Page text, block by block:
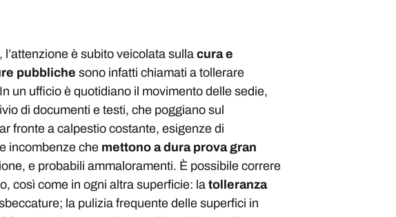
è subito veicolata sulla cura e
pubbliche sono infatti chiamati a tollerare
un ufficio è quotidiano il movimento delle sedie,
di documenti e testi, che poggiano sul
fronte a calpestio costante, esigenze di
incombenze che mettono a dura prova gran
e probabili ammaloramenti. È possibile correre
così come in ogni altra superficie: la tolleranza
la pulizia frequente delle superfici in